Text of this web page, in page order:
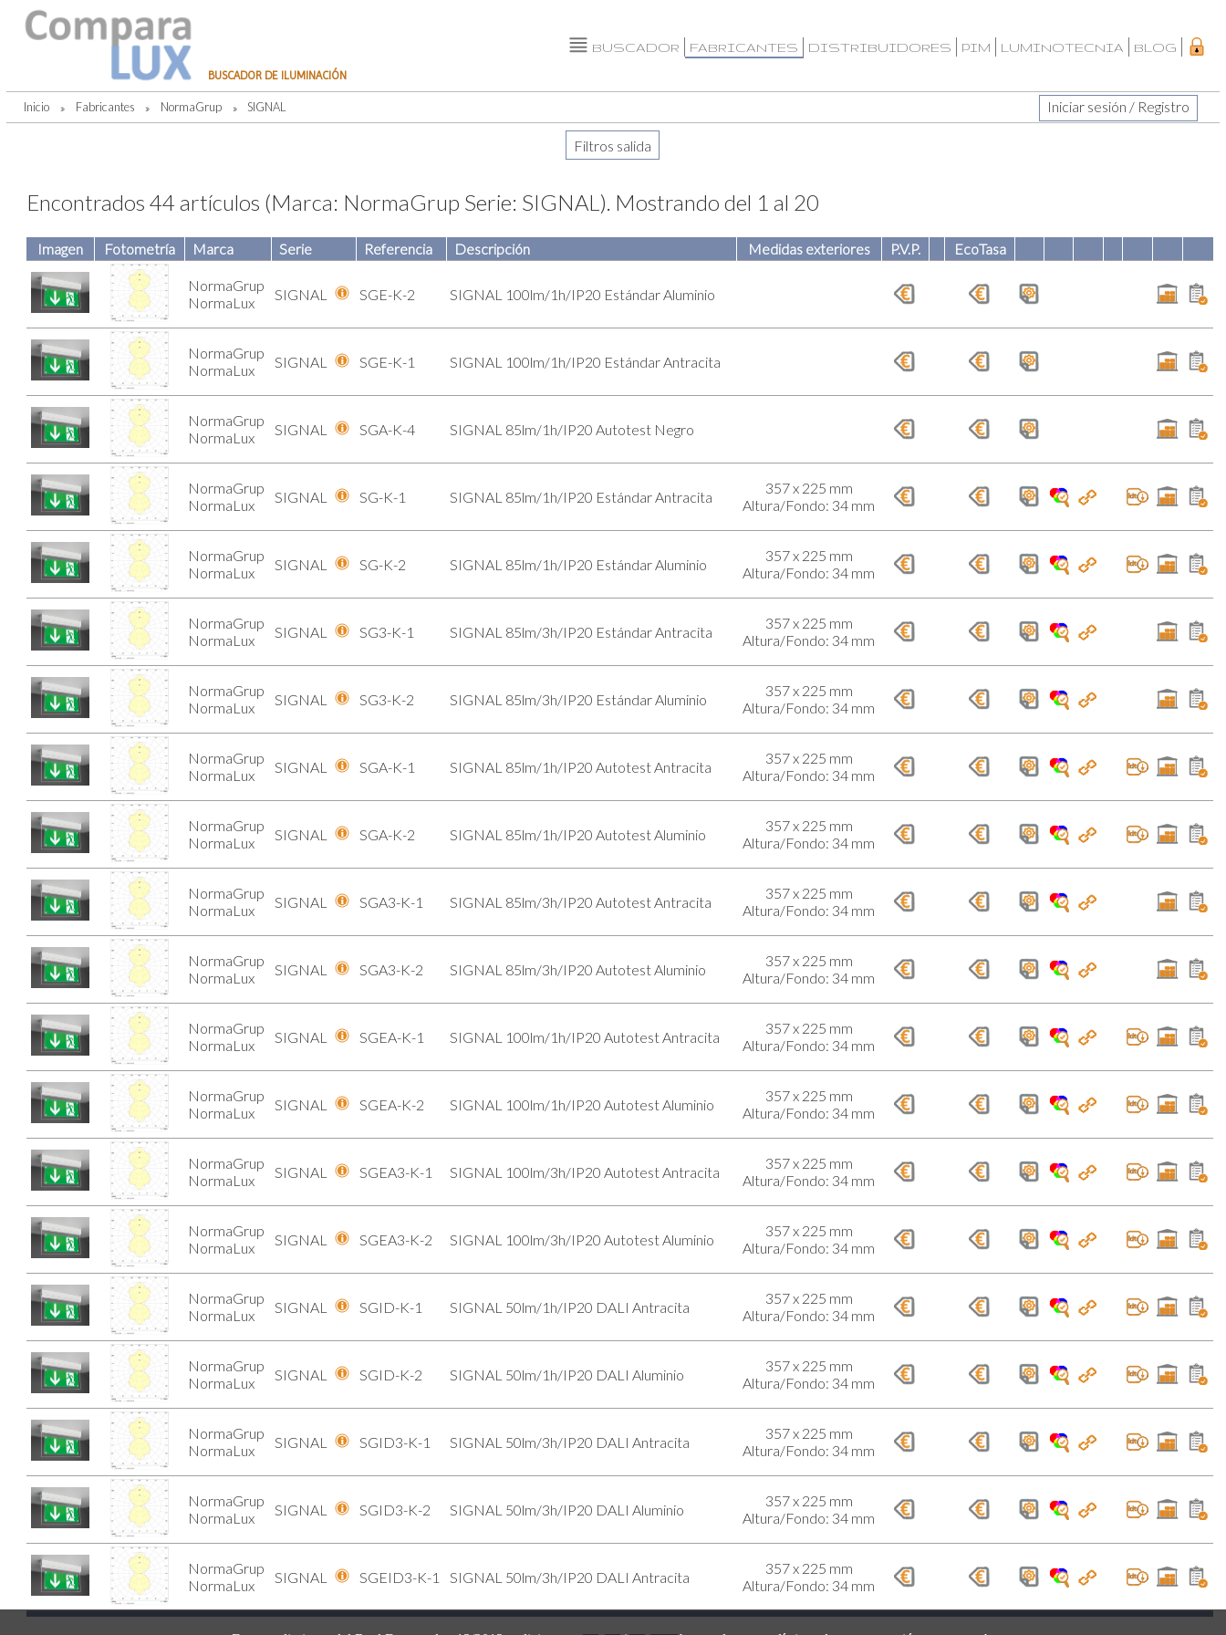
BUSCADOR DE ILUMINACIÓN
BUSCADOR FABRICANTES DISTRIBUIDORES PIM LUMINOTECNIA BLOG
Inicio » Fabricantes » NormaGrup » SIGNAL Iniciar sesión / Registro
Encontrados 44 artículos (Marca: NormaGrup Serie: SIGNAL). Mostrando del 1 al 20
Imagen Fotometría Marca Serie Referencia Descripción Medidas exteriores P.V.P. EcoTasa
NormaGrup
NormaLux
SIGNAL SGE-K-2 SIGNAL 100lm/1h/IP20 Estándar Aluminio
NormaGrup
NormaLux
SIGNAL SGE-K-1 SIGNAL 100lm/1h/IP20 Estándar Antracita
NormaGrup
NormaLux
SIGNAL SGA-K-4 SIGNAL 85lm/1h/IP20 Autotest Negro
NormaGrup
NormaLux
SIGNAL SG-K-1 SIGNAL 85lm/1h/IP20 Estándar Antracita
357 x 225 mm
Altura/Fondo: 34 mm
NormaGrup
NormaLux
SIGNAL SG-K-2 SIGNAL 85lm/1h/IP20 Estándar Aluminio
357 x 225 mm
Altura/Fondo: 34 mm
NormaGrup
NormaLux
SIGNAL SG3-K-1 SIGNAL 85lm/3h/IP20 Estándar Antracita
357 x 225 mm
Altura/Fondo: 34 mm
NormaGrup
NormaLux
SIGNAL SG3-K-2 SIGNAL 85lm/3h/IP20 Estándar Aluminio
357 x 225 mm
Altura/Fondo: 34 mm
NormaGrup
NormaLux
SIGNAL SGA-K-1 SIGNAL 85lm/1h/IP20 Autotest Antracita
357 x 225 mm
Altura/Fondo: 34 mm
NormaGrup
NormaLux
SIGNAL SGA-K-2 SIGNAL 85lm/1h/IP20 Autotest Aluminio
357 x 225 mm
Altura/Fondo: 34 mm
NormaGrup
NormaLux
SIGNAL SGA3-K-1 SIGNAL 85lm/3h/IP20 Autotest Antracita
357 x 225 mm
Altura/Fondo: 34 mm
NormaGrup
NormaLux
SIGNAL SGA3-K-2 SIGNAL 85lm/3h/IP20 Autotest Aluminio
357 x 225 mm
Altura/Fondo: 34 mm
NormaGrup
NormaLux
SIGNAL SGEA-K-1 SIGNAL 100lm/1h/IP20 Autotest Antracita
357 x 225 mm
Altura/Fondo: 34 mm
NormaGrup
NormaLux
SIGNAL SGEA-K-2 SIGNAL 100lm/1h/IP20 Autotest Aluminio
357 x 225 mm
Altura/Fondo: 34 mm
NormaGrup
NormaLux
SIGNAL SGEA3-K-1 SIGNAL 100lm/3h/IP20 Autotest Antracita
357 x 225 mm
Altura/Fondo: 34 mm
NormaGrup
NormaLux
SIGNAL SGEA3-K-2 SIGNAL 100lm/3h/IP20 Autotest Aluminio
357 x 225 mm
Altura/Fondo: 34 mm
NormaGrup
NormaLux
SIGNAL SGID-K-1 SIGNAL 50lm/1h/IP20 DALI Antracita
357 x 225 mm
Altura/Fondo: 34 mm
NormaGrup
NormaLux
SIGNAL SGID-K-2 SIGNAL 50lm/1h/IP20 DALI Aluminio
357 x 225 mm
Altura/Fondo: 34 mm
NormaGrup
NormaLux
SIGNAL SGID3-K-1 SIGNAL 50lm/3h/IP20 DALI Antracita
357 x 225 mm
Altura/Fondo: 34 mm
NormaGrup
NormaLux
SIGNAL SGID3-K-2 SIGNAL 50lm/3h/IP20 DALI Aluminio
357 x 225 mm
Altura/Fondo: 34 mm
NormaGrup
NormaLux
SIGNAL SGEID3-K-1 SIGNAL 50lm/3h/IP20 DALI Antracita
357 x 225 mm
Altura/Fondo: 34 mm